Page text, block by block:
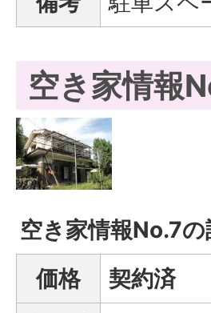
空き家情報
空き家情報No.7の
価格
契約済